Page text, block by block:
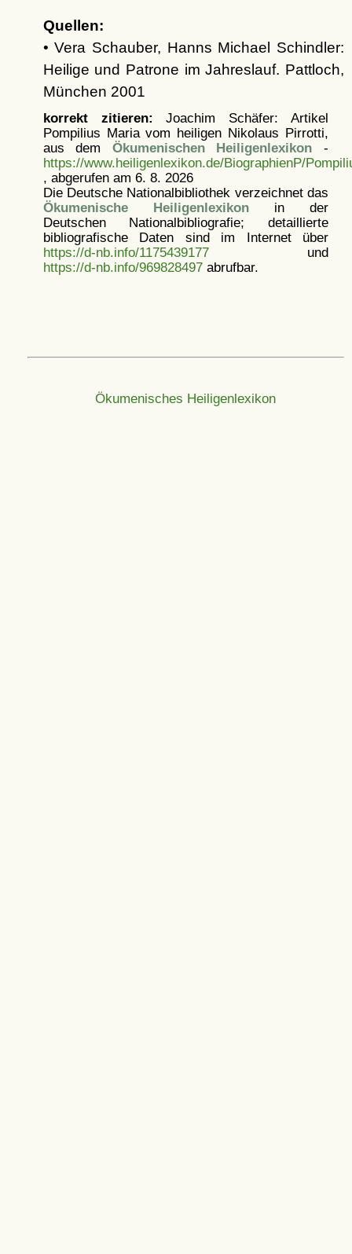
Quellen:
• Vera Schauber, Hanns Michael Schindler:
Heilige und Patrone im Jahreslauf. Pattloch,
München 2001
korrekt zitieren: Joachim Schäfer: Artikel
Pompilius Maria vom heiligen Nikolaus Pirrotti,
aus dem Ökumenischen Heiligenlexikon -
https://www.heiligenlexikon.de/BiographienP/
, abgerufen am 6. 8. 2026
Die Deutsche Nationalbibliothek verzeichnet das
Ökumenische Heiligenlexikonin der
Deutschen Nationalbibliografie; detaillierte
bibliografische Daten sind im Internet über
https://d-nb.info/1175439177und
https://d-nb.info/969828497abrufbar.
Ökumenisches Heiligenlexikon